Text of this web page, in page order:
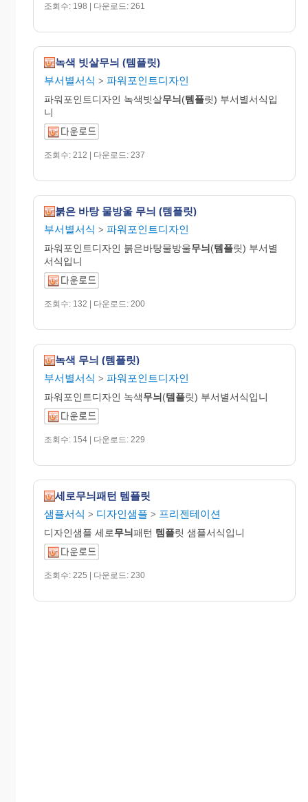
조회수: 198 | 다운로드: 261
녹색 빗살무늬 (템플릿)
부서별서식 > 파워포인트디자인
파워포인트디자인 녹색빗살무늬(템플릿) 부서별서식입
니
조회수: 212 | 다운로드: 237
붉은 바탕 물방울 무늬 (템플릿)
부서별서식 > 파워포인트디자인
파워포인트디자인 붉은바탕물방울무늬(템플릿) 부서별
서식입니
조회수: 132 | 다운로드: 200
녹색 무늬 (템플릿)
부서별서식 > 파워포인트디자인
파워포인트디자인 녹색무늬(템플릿) 부서별서식입니
조회수: 154 | 다운로드: 229
세로무늬패턴 템플릿
샘플서식 > 디자인샘플 > 프리젠테이션
디자인샘플 세로무늬패턴 템플릿 샘플서식입니
조회수: 225 | 다운로드: 230